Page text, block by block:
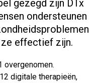
gezegd zijn DTx
ondersteunen
ze effectief zijn.
overgenomen.
digitale therapieën,